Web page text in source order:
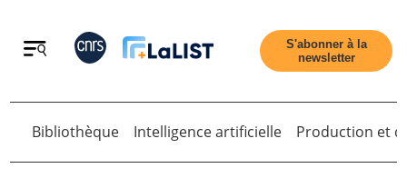
Retour
S'abonner à la
newsletter
Retour
Bibliothèque Intelligence artificielle Production et